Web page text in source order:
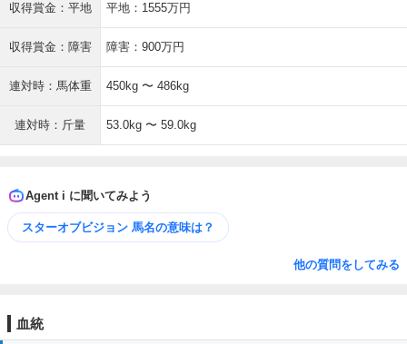
収得賞金：平地 平地：1555万円
収得賞金：障害 障害：900万円
連対時：馬体重 450kg 〜 486kg
連対時：斤量 53.0kg 〜 59.0kg
Agent i に聞いてみよう
スターオブビジョン 馬名の意味は？
他の質問をしてみる
血統